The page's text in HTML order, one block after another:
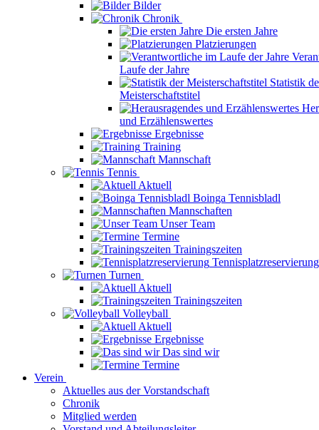
Bilder
Chronik
Die ersten Jahre
Platzierungen
Laufe der Jahre
Statistik
Meisterschaftstitel
und Erzählenswertes
Ergebnisse
Training
Mannschaft
Tennis
Aktuell
Boinga Tennisbladl
Mannschaften
Unser Team
Termine
Trainingszeiten
Tennisplatzreservierung
Turnen
Aktuell
Trainingszeiten
Volleyball
Aktuell
Ergebnisse
Das sind wir
Termine
Verein
Aktuelles aus der Vorstandschaft
Chronik
Mitglied werden